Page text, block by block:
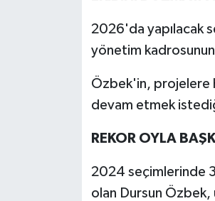
2026'da yapılacak
yönetim kadrosunun
Özbek'in, projelere
devam etmek
REKOR OYLA
2024 seçimlerinde
olan Dursun